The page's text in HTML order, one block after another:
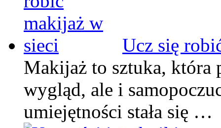
Ucz się
Makijaż to sztuka,
wygląd, ale i
umiejętności stała się …